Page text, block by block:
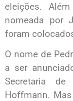
eleições.
nomeada por
foram
O nome de
a ser
Secretaria de
Hoffmann.